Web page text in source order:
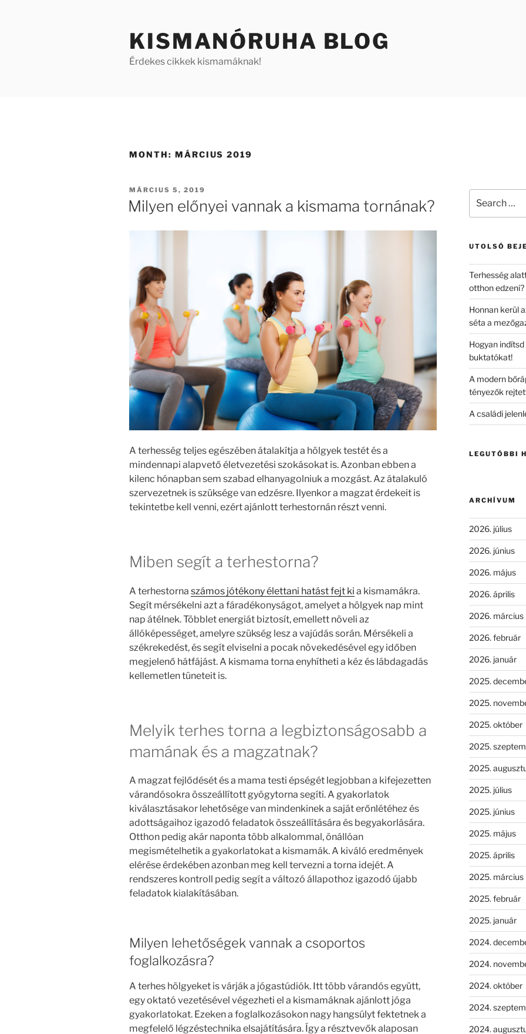
KISMANÓRUHA BLOG
Érdekes cikkek kismamáknak!
MONTH: MÁRCIUS 2019
POSTED
ON
MÁRCIUS 5, 2019
Milyen előnyei vannak a kismama tornának?
A terhesség teljes egészében átalakítja a hölgyek testét és a
mindennapi alapvető életvezetési szokásokat is. Azonban ebben a
kilenc hónapban sem szabad elhanyagolniuk a mozgást. Az átalakuló
szervezetnek is szüksége van edzésre. Ilyenkor a magzat érdekeit is
tekintetbe kell venni, ezért ajánlott terhestornán részt venni.
Miben segít a terhestorna?
A terhestorna számos jótékony élettani hatást fejt ki a kismamákra.
Segít mérsékelni azt a fáradékonyságot, amelyet a hölgyek nap mint
nap átélnek. Többlet energiát biztosít, emellett növeli az
állóképességet, amelyre szükség lesz a vajúdás során. Mérsékeli a
székrekedést, és segít elviselni a pocak növekedésével egy időben
megjelenő hátfájást. A kismama torna enyhítheti a kéz és lábdagadás
kellemetlen tüneteit is.
Melyik terhes torna a legbiztonságosabb a
mamának és a magzatnak?
A magzat fejlődését és a mama testi épségét legjobban a kifejezetten
várandósokra összeállított gyógytorna segíti. A gyakorlatok
kiválasztásakor lehetősége van mindenkinek a saját erőnlétéhez és
adottságaihoz igazodó feladatok összeállítására és begyakorlására.
Otthon pedig akár naponta több alkalommal, önállóan
megismételhetik a gyakorlatokat a kismamák. A kiváló eredmények
elérése érdekében azonban meg kell tervezni a torna idejét. A
rendszeres kontroll pedig segít a változó állapothoz igazodó újabb
feladatok kialakításában.
Milyen lehetőségek vannak a csoportos
foglalkozásra?
A terhes hölgyeket is várják a jógastúdiók. Itt több várandós együtt,
egy oktató vezetésével végezheti el a kismamáknak ajánlott jóga
gyakorlatokat. Ezeken a foglalkozásokon nagy hangsúlyt fektetnek a
megfelelő légzéstechnika elsajátítására. Így a résztvevők alaposan
for:
UTOLSÓ
Terhesség
otthon
Honnan kerül
séta a
Hogyan
buktatókat!
A modern
tényezők
A családi
LEGUTÓBBI
ARCHÍVUM
2026. július
2026. június
2026. május
2026. április
2026. március
2026. február
2026. január
2025.
2025.
2025. október
2025.
2025.
2025. július
2025. június
2025. május
2025. április
2025. március
2025. február
2025. január
2024.
2024.
2024. október
2024.
2024.